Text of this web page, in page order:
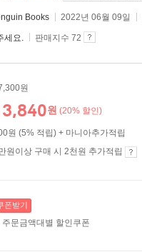
Books 2022년 06월 09일
세요. 판매지수 72
원
원 (20% 할인)
원 (5% 적립) + 마니아추가적립
원이상 구매 시 2천원 추가적립
폰받기
주문금액대별 할인쿠폰